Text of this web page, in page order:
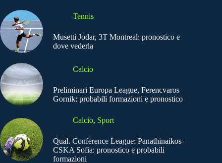
Tennis
Musetti Jodar, 3T Montreal: pronostico e
dove vederla
Calcio
Preliminari Europa League, Ferencvaros
Gornik: probabili formazioni e pronostico
Calcio, Sport
Qual. Conference League: Panathinaikos-
CSKA Sofia: pronostico e probabili
formazioni